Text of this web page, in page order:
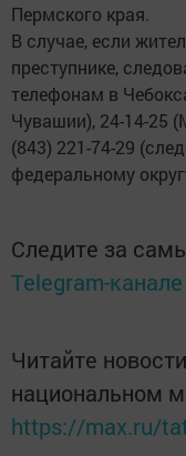
Пермского края.
В случае, если
преступнике,
телефонам в
Чувашии), 24-14-25
(843) 221-74-29
федеральному
Следите за
Telegram-канале
Читайте
национальном
https://max.ru/